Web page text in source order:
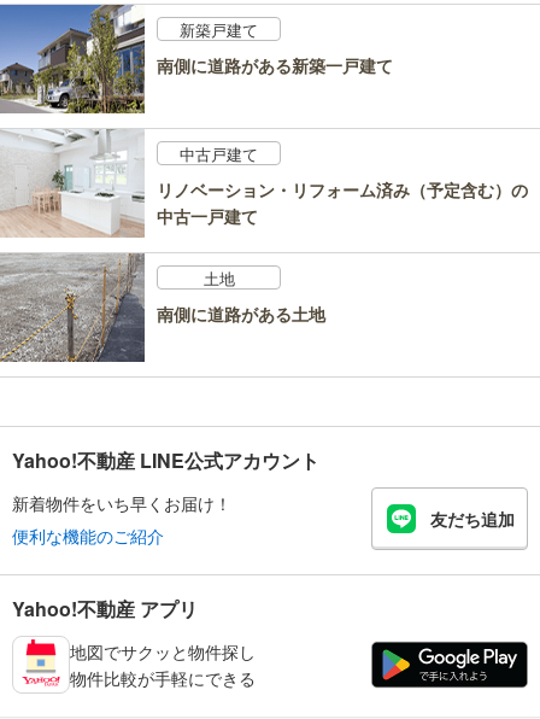
新築戸建て
南側に道路がある新築一戸建て
中古戸建て
リノベーション・リフォーム済み（予定含む）の
中古一戸建て
土地
南側に道路がある土地
Yahoo!不動産 LINE公式アカウント
新着物件をいち早くお届け！
便利な機能のご紹介
友だち追加
Yahoo!不動産 アプリ
地図でサクッと物件探し
物件比較が手軽にできる